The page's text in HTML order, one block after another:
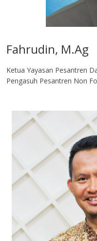
Fahrudin, M.Ag​
Ketua Yayasan Pesantren
Pengasuh Pesantren Non